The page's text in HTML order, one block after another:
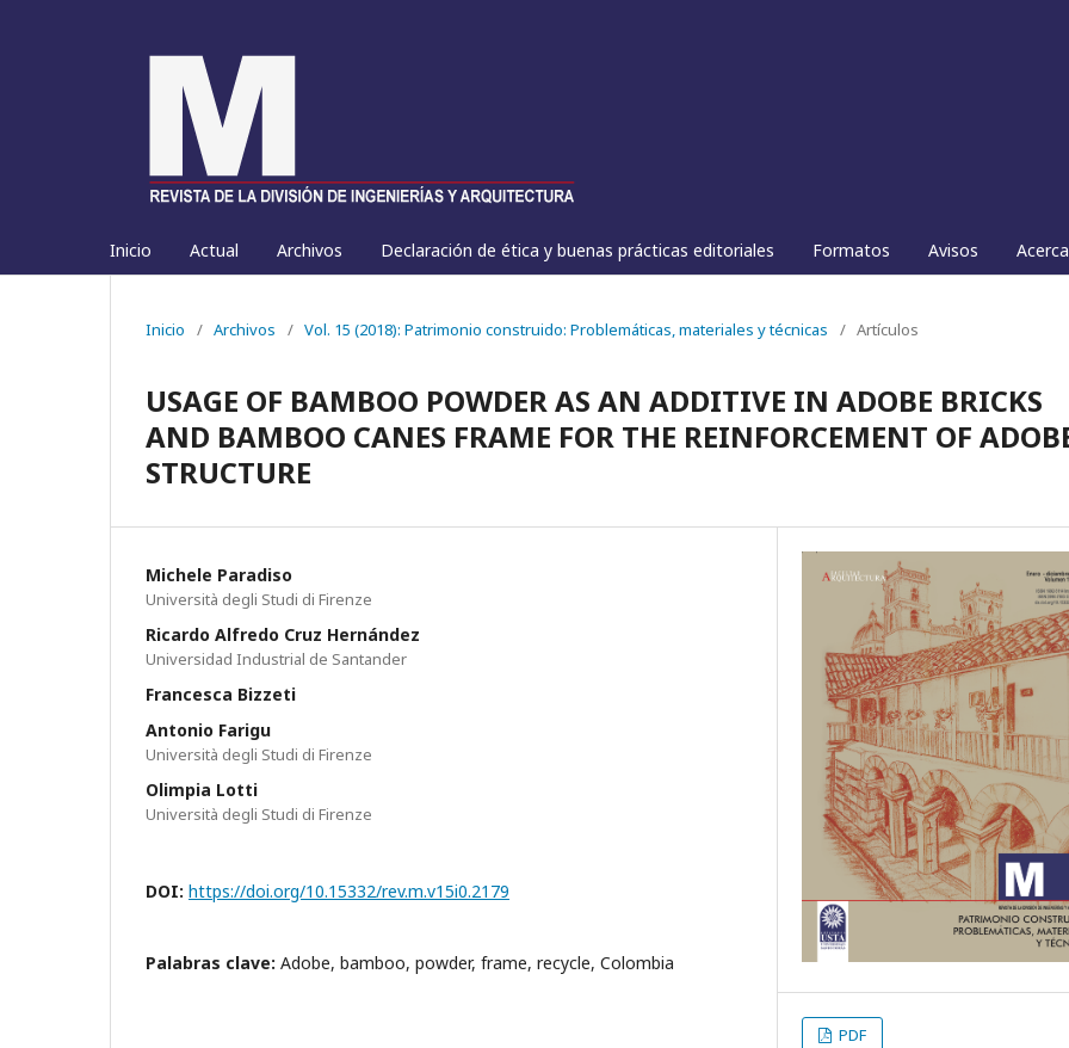
Inicio Actual Archivos Declaración de ética y buenas prácticas editoriales Formatos Avisos
Inicio / Archivos / Vol. 15 (2018): Patrimonio construido: Problemáticas, materiales y técnicas / Artículos
USAGE OF BAMBOO POWDER AS AN ADDITIVE IN ADOBE BRICKS
AND BAMBOO CANES FRAME FOR THE REINFORCEMENT OF
STRUCTURE
Michele Paradiso
Università degli Studi di Firenze
Ricardo Alfredo Cruz Hernández
Universidad Industrial de Santander
Francesca Bizzeti
Antonio Farigu
Università degli Studi di Firenze
Olimpia Lotti
Università degli Studi di Firenze
DOI: https://doi.org/10.15332/rev.m.v15i0.2179
Palabras clave: Adobe, bamboo, powder, frame, recycle, Colombia
PDF